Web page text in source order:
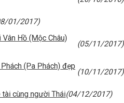
01/2017)
Hồ (Mộc Châu)
(05/11/2017)
(Pa Phách) đẹp
(10/11/2017)
tài cùng người Thái(04/12/2017)